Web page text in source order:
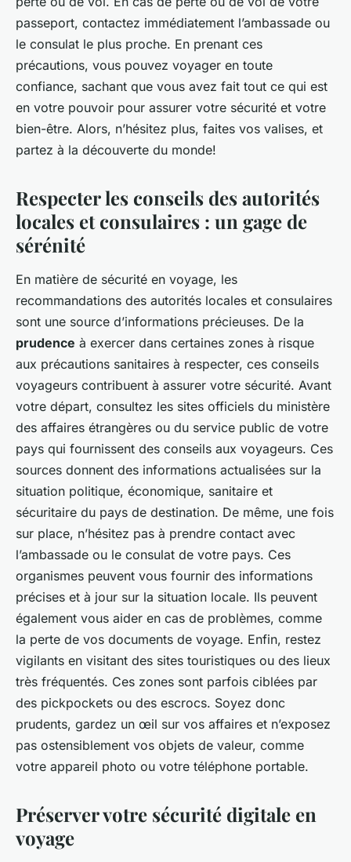
passeport, contactez immédiatement l’ambassade ou
le consulat le plus proche. En prenant ces
précautions, vous pouvez voyager en toute
confiance, sachant que vous avez fait tout ce qui est
en votre pouvoir pour assurer votre sécurité et votre
bien-être. Alors, n’hésitez plus, faites vos valises, et
partez à la découverte du monde!
Respecter les conseils des autorités
locales et consulaires : un gage de
sérénité
En matière de sécurité en voyage, les
recommandations des autorités locales et consulaires
sont une source d’informations précieuses. De la
prudence à exercer dans certaines zones à risque
aux précautions sanitaires à respecter, ces conseils
voyageurs contribuent à assurer votre sécurité. Avant
votre départ, consultez les sites officiels du ministère
des affaires étrangères ou du service public de votre
pays qui fournissent des conseils aux voyageurs. Ces
sources donnent des informations actualisées sur la
situation politique, économique, sanitaire et
sécuritaire du pays de destination. De même, une fois
sur place, n’hésitez pas à prendre contact avec
l’ambassade ou le consulat de votre pays. Ces
organismes peuvent vous fournir des informations
précises et à jour sur la situation locale. Ils peuvent
également vous aider en cas de problèmes, comme
la perte de vos documents de voyage. Enfin, restez
vigilants en visitant des sites touristiques ou des lieux
très fréquentés. Ces zones sont parfois ciblées par
des pickpockets ou des escrocs. Soyez donc
prudents, gardez un œil sur vos affaires et n’exposez
pas ostensiblement vos objets de valeur, comme
votre appareil photo ou votre téléphone portable.
Préserver votre sécurité digitale en
voyage